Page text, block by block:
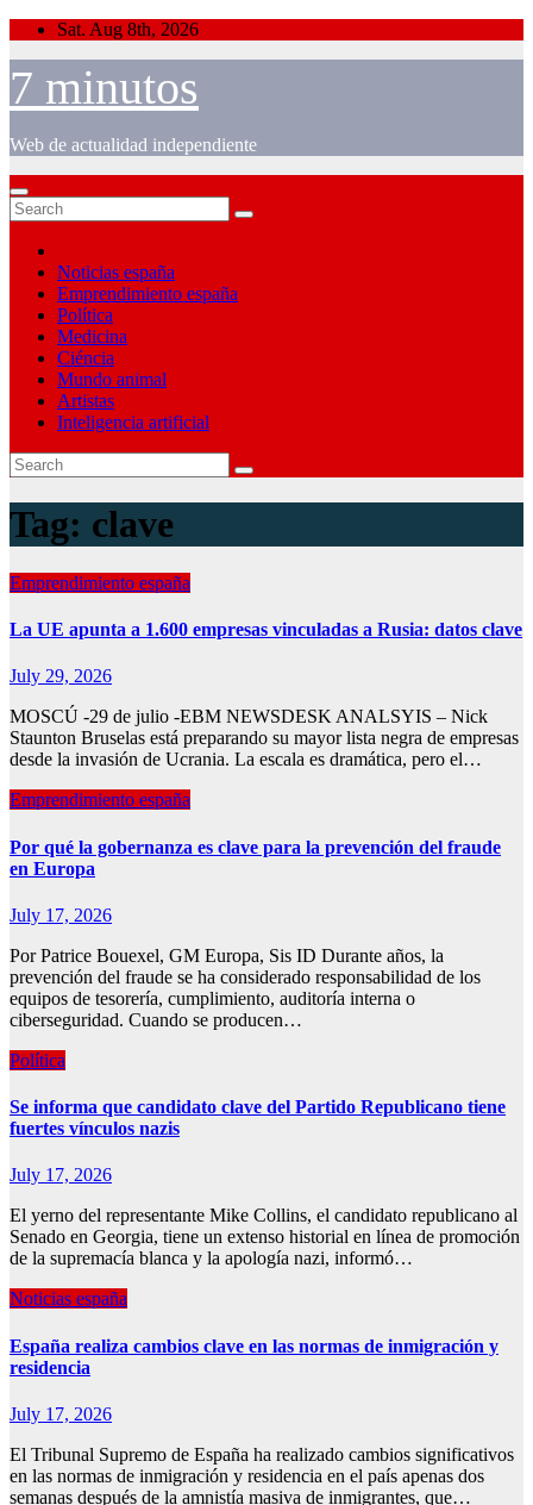
Skip
content
Sat. Aug 8th, 2026
7 minutos
Web de actualidad independiente
Noticias españa
Emprendimiento españa
Política
Medicina
Ciéncia
Mundo animal
Artistas
Inteligencia artificial
Tag: clave
Emprendimiento españa
La UE apunta a 1.600 empresas vinculadas a Rusia: datos clave
July 29, 2026
MOSCÚ -29 de julio -EBM NEWSDESK ANALSYIS – Nick
Staunton Bruselas está preparando su mayor lista negra de empresas
desde la invasión de Ucrania. La escala es dramática, pero el…
Emprendimiento españa
Por qué la gobernanza es clave para la prevención del fraude
en Europa
July 17, 2026
Por Patrice Bouexel, GM Europa, Sis ID Durante años, la
prevención del fraude se ha considerado responsabilidad de los
equipos de tesorería, cumplimiento, auditoría interna o
ciberseguridad. Cuando se producen…
Política
Se informa que candidato clave del Partido Republicano tiene
fuertes vínculos nazis
July 17, 2026
El yerno del representante Mike Collins, el candidato republicano al
Senado en Georgia, tiene un extenso historial en línea de promoción
de la supremacía blanca y la apología nazi, informó…
Noticias españa
España realiza cambios clave en las normas de inmigración y
residencia
July 17, 2026
El Tribunal Supremo de España ha realizado cambios significativos
en las normas de inmigración y residencia en el país apenas dos
semanas después de la amnistía masiva de inmigrantes, que…